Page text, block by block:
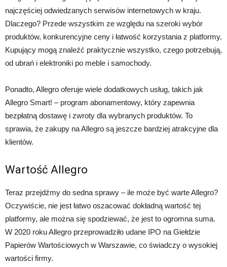
najczęściej odwiedzanych serwisów internetowych w kraju.
Dlaczego? Przede wszystkim ze względu na szeroki wybór
produktów, konkurencyjne ceny i łatwość korzystania z platformy.
Kupujący mogą znaleźć praktycznie wszystko, czego potrzebują,
od ubrań i elektroniki po meble i samochody.
Ponadto, Allegro oferuje wiele dodatkowych usług, takich jak
Allegro Smart! – program abonamentowy, który zapewnia
bezpłatną dostawę i zwroty dla wybranych produktów. To
sprawia, że zakupy na Allegro są jeszcze bardziej atrakcyjne dla
klientów.
Wartość Allegro
Teraz przejdźmy do sedna sprawy – ile może być warte Allegro?
Oczywiście, nie jest łatwo oszacować dokładną wartość tej
platformy, ale można się spodziewać, że jest to ogromna suma.
W 2020 roku Allegro przeprowadziło udane IPO na Giełdzie
Papierów Wartościowych w Warszawie, co świadczy o wysokiej
wartości firmy.